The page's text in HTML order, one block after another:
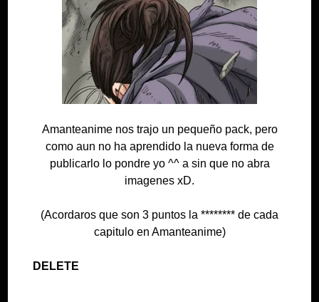
Amanteanime nos trajo un pequeño pack, pero
como aun no ha aprendido la nueva forma de
publicarlo lo pondre yo ^^ a sin que no abra
imagenes xD.
(Acordaros que son 3 puntos la ******** de cada
capitulo en Amanteanime)
DELETE